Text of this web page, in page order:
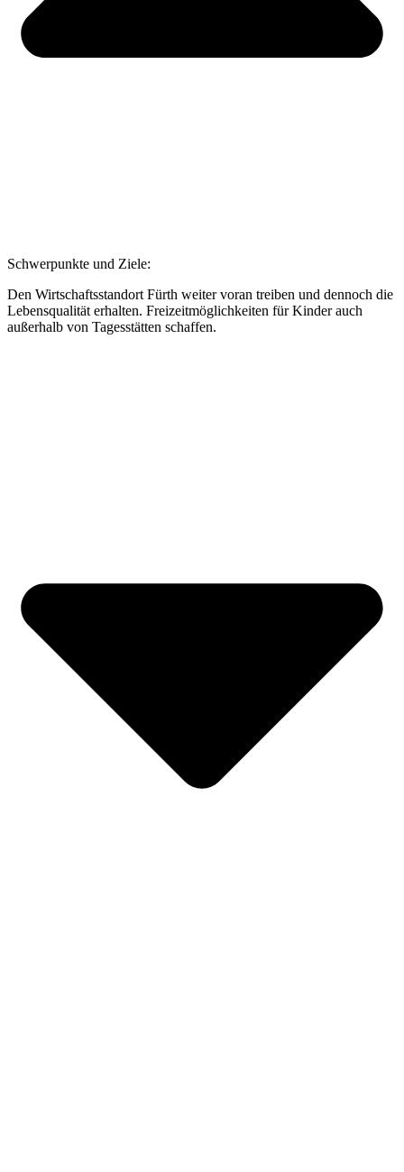
Schwerpunkte und Ziele:
Den Wirtschaftsstandort Fürth weiter voran treiben und dennoch die
Lebensqualität erhalten. Freizeitmöglichkeiten für Kinder auch
außerhalb von Tagesstätten schaffen.